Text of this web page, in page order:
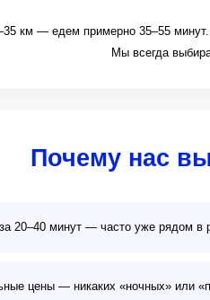
км — едем примерно 35–55
Мы всегда
Почему нас
20–40 минут — часто уже рядом
цены — никаких «ночных» или